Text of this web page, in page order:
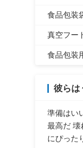
食品包装
真空フー
食品包装
彼らは
準備はい
最高だ 壊
にぴった